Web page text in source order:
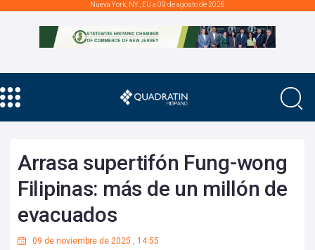
Nueva York, NY., EU a 09 de agosto de 2026
Arrasa supertifón Fung-wong
Filipinas: más de un millón de
evacuados
09 de noviembre de 2025 , 14:55